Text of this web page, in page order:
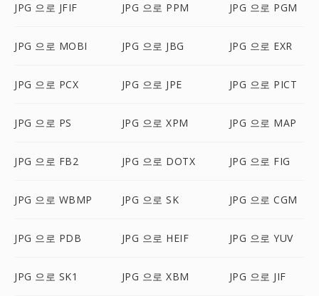
JPG 으로 JFIF JPG 으로 PPM JPG 으로 PGM
JPG 으로 MOBI JPG 으로 JBG JPG 으로 EXR
JPG 으로 PCX JPG 으로 JPE JPG 으로 PICT
JPG 으로 PS JPG 으로 XPM JPG 으로 MAP
JPG 으로 FB2 JPG 으로 DOTX JPG 으로 FIG
JPG 으로 WBMP JPG 으로 SK JPG 으로 CGM
JPG 으로 PDB JPG 으로 HEIF JPG 으로 YUV
JPG 으로 SK1 JPG 으로 XBM JPG 으로 JIF